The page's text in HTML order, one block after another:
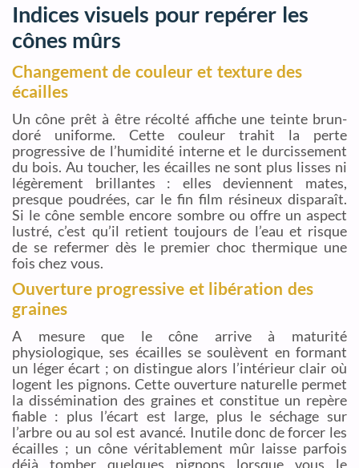
Indices visuels pour repérer les
cônes mûrs
Changement de couleur et texture des
écailles
Un cône prêt à être récolté affiche une teinte brun-
doré uniforme. Cette couleur trahit la perte
progressive de l’humidité interne et le durcissement
du bois. Au toucher, les écailles ne sont plus lisses ni
légèrement brillantes : elles deviennent mates,
presque poudrées, car le fin film résineux disparaît.
Si le cône semble encore sombre ou offre un aspect
lustré, c’est qu’il retient toujours de l’eau et risque
de se refermer dès le premier choc thermique une
fois chez vous.
Ouverture progressive et libération des
graines
A mesure que le cône arrive à maturité
physiologique, ses écailles se soulèvent en formant
un léger écart ; on distingue alors l’intérieur clair où
logent les pignons. Cette ouverture naturelle permet
la dissémination des graines et constitue un repère
fiable : plus l’écart est large, plus le séchage sur
l’arbre ou au sol est avancé. Inutile donc de forcer les
écailles ; un cône véritablement mûr laisse parfois
déjà tomber quelques pignons lorsque vous le